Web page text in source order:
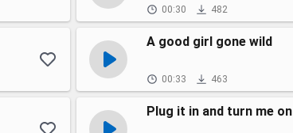
00:30 482
A good girl gone wild
00:33 463
Plug it in and turn me on